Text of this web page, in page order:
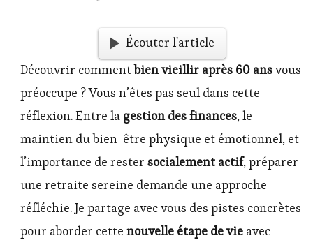
Écouter l'article
Découvrir commentbien vieillir après 60 ansvous
préoccupe ? Vous n’êtes pas seul dans cette
réflexion. Entre la gestion des finances, le
maintien du bien-être physique et émotionnel, et
l’importance de rester socialement actif, préparer
une retraite sereine demande une approche
réfléchie. Je partage avec vous des pistes concrètes
pour aborder cette nouvelle étape de vie avec